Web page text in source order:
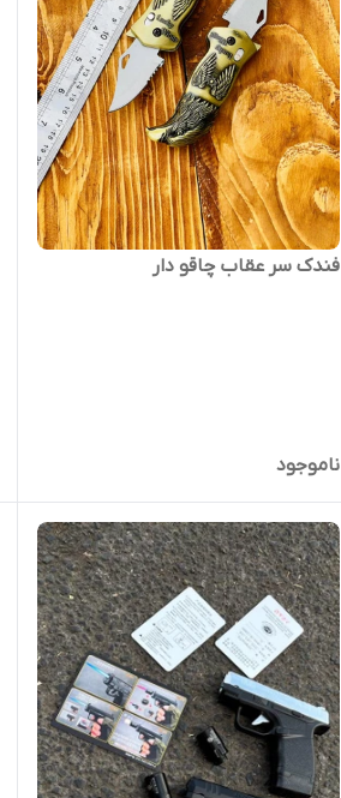
فندک سر عقاب چاقو دار
ناموجود